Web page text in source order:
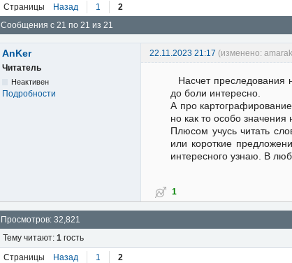
Страницы Назад 1 2
Сообщения с 21 по 21 из 21
AnKer 22.11.2023 21:17 (изменено:
Читатель
Неактивен
Подробности
Насчет преследования
до боли интересно.
А про
но как то особо
Плюсом учусь читать
или короткие
интересного узнаю. В
1
Просмотров: 32,821
Тему читают: 1 гость
Страницы
Назад 1 2